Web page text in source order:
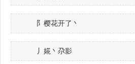
阝樱花开了丶
丿婲丶尕影